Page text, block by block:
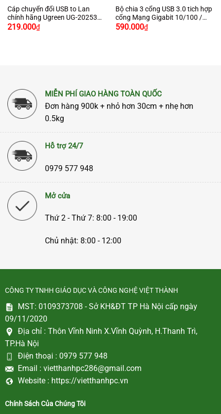
Cáp chuyển đổi USB to Lan
chính hãng Ugreen UG-20253
màu trắng hỗ trợ Macbook,
219.000₫
Bộ chia 3 cổng USB 3.0 tich hợp
cổng Mạng Gigabit 10/100 /
1000Mbps chính hãng Ugreen
590.000₫
MIỄN PHÍ GIAO HÀNG TOÀN QUỐC
Đơn hàng 900k + nhỏ hơn 30cm + nhẹ hơn
0.5kg
Hỗ trợ 24/7
0979 577 948
Mở cửa
Thứ 2 - Thứ 7: 8:00 - 19:00
Chủ nhật: 8:00 - 12:00
CÔNG TY TNHH GIÁO DỤC VÀ CÔNG NGHỆ VIỆT THÀNH
MST: 0109373708 - Sở KH&ĐT TP Hà Nội cấp ngày
09/11/2020
Địa chỉ : Thôn Vĩnh Ninh X.Vĩnh Quỳnh, H.Thanh Trì,
TP.Hà Nội
Điện thoại : 0979 577 948
Email : vietthanhpc286@gmail.com
Website : https://vietthanhpc.vn
Chính Sách Của Chúng Tôi